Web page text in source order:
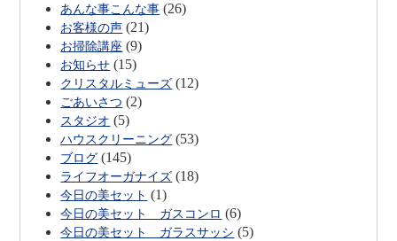
あんな事こんな事 (26)
お客様の声 (21)
お掃除講座 (9)
お知らせ (15)
クリスタルミューズ (12)
ごあいさつ (2)
スタジオ (5)
ハウスクリーニング (53)
ブログ (145)
ライフオーガナイズ (18)
今日の美セット (1)
今日の美セット ガスコンロ (6)
今日の美セット ガラスサッシ (5)